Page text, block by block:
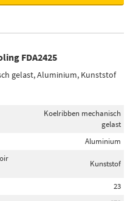
FDA2425
gelast, Aluminium, Kunststof
Koelribben mechanisch
gelast
Aluminium
Kunststof
23